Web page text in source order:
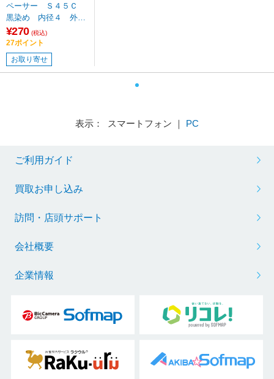
ペーサー Ｓ４５Ｃ
黒染め 内径４ 外径
１２ 厚み１５ TMCB
4-12-15
¥270 (税込)
27ポイント
お取り寄せ
表示： スマートフォン ｜ PC
ご利用ガイド
買取お申し込み
訪問・店頭サポート
会社概要
企業情報